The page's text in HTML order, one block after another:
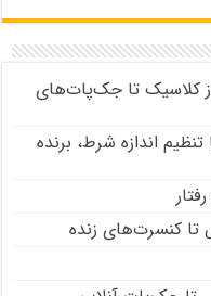
انواع بازی‌های اسلات ۲۰۲۶؛ از کلاسیک تا جک‌پات‌های
اندازه شرط، برنده
تا کنسرت‌های زنده